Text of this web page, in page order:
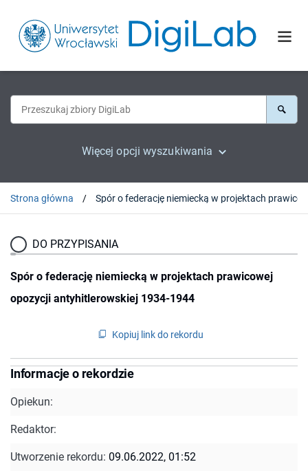
Więcej opcji wyszukiwania
Strona główna
DO PRZYPISANIA
Spór o federację niemiecką w projektach prawicowej
opozycji antyhitlerowskiej 1934-1944
Kopiuj link do rekordu
Informacje o rekordzie
Opiekun:
Redaktor:
Utworzenie rekordu: 09.06.2022, 01:52